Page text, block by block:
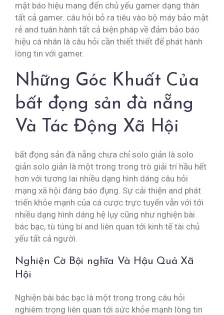
mật báo hiệu mang đến chủ yếu gamer dạng thân
tất cả gamer. câu hỏi bỏ ra tiêu vào bộ máy bảo mật
rẻ and tuân hành tất cả biện pháp về đảm bảo báo
hiệu cá nhân là câu hỏi cần thiết thiết để phát hành
lòng tin với gamer.
Những Góc Khuất Của
bất đọng sản đà nẵng
Và Tác Động Xã Hội
bất đọng sản đà nẵng chưa chỉ solo giản là solo
giản solo giản là một trong trong trò giải trí hầu hết
hơn với tương lai nhiều dạng hình dáng câu hỏi
mạng xã hội đáng báo đụng. Sự cải thiện and phát
triển khỏe mạnh của cá cược trực tuyến vẫn với tới
nhiều dạng hình dáng hệ lụy cũng như nghiện bài
bác bạc, tù túng bí and liên quan tới kinh tế tài chủ
yếu tất cả người.
Nghiện Cờ Bội nghĩa Và Hậu Quả Xã
Hội
Nghiện bài bác bạc là một trong trong câu hỏi
nghiêm trọng liên quan tới sức khỏe mạnh lòng tin